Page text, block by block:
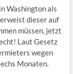
Washington als
dieser auf
müssen, jetzt
Laut Gesetz
wegen
Monaten.